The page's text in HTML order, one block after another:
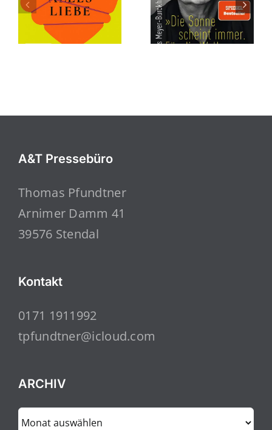
A&T Pressebüro
Thomas Pfundtner
Arnimer Damm 41
39576 Stendal
Kontakt
0171 1911992
tpfundtner@icloud.com
ARCHIV
ARCHIV